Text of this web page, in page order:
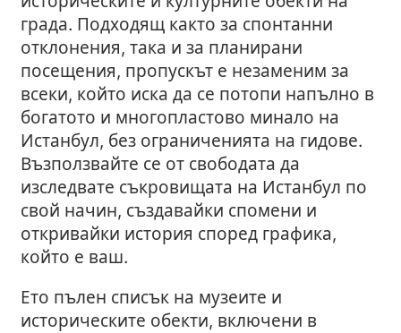
града. Подходящ както за спонтанни
отклонения, така и за планирани
посещения, пропускът е незаменим за
всеки, който иска да се потопи напълно в
богатото и многопластово минало на
Истанбул, без ограниченията на гидове.
Възползвайте се от свободата да
изследвате съкровищата на Истанбул по
свой начин, създавайки спомени и
откривайки история според графика,
който е ваш.
Ето пълен списък на музеите и
историческите обекти, включени в